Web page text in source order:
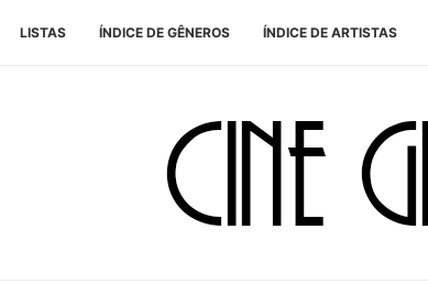
LISTAS ÍNDICE DE GÊNEROS ÍNDICE DE ARTISTAS